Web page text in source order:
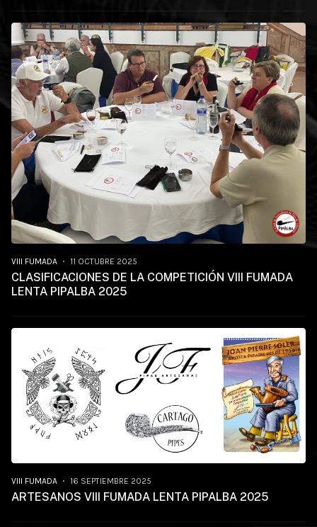
VIII FUMADA 11 OCTUBRE 2025
CLASIFICACIONES DE LA COMPETICIÓN VIII FUMADA
LENTA PIPALBA 2025
VIII FUMADA 16 SEPTIEMBRE 2025
ARTESANOS VIII FUMADA LENTA PIPALBA 2025